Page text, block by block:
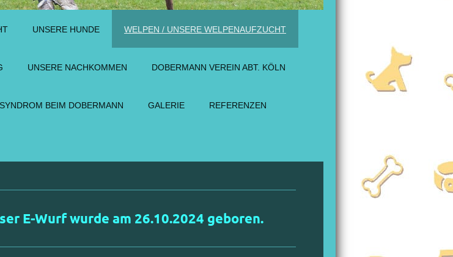
UNSERE HUNDE WELPEN / UNSERE WELPENAUFZUCHT
UNSERE NACHKOMMEN DOBERMANN VEREIN ABT. KÖLN
BEIM DOBERMANN GALERIE REFERENZEN
E-Wurf wurde am 26.10.2024 geboren.